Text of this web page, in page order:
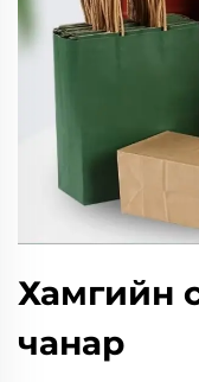
Хамгийн
чанар